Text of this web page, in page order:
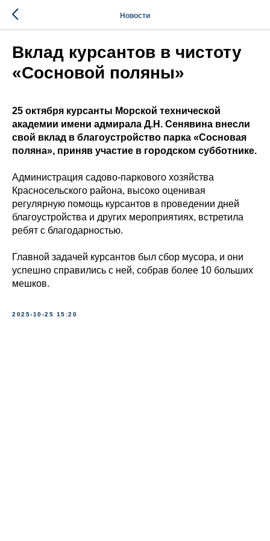
Новости
Вклад курсантов в чистоту
«Сосновой поляны»
25 октября курсанты Морской технической
академии имени адмирала Д.Н. Сенявина внесли
свой вклад в благоустройство парка «Сосновая
поляна», приняв участие в городском субботнике.
Администрация садово-паркового хозяйства
Красносельского района, высоко оценивая
регулярную помощь курсантов в проведении дней
благоустройства и других мероприятиях, встретила
ребят с благодарностью.
Главной задачей курсантов был сбор мусора, и они
успешно справились с ней, собрав более 10 больших
мешков.
2025-10-25 15:20